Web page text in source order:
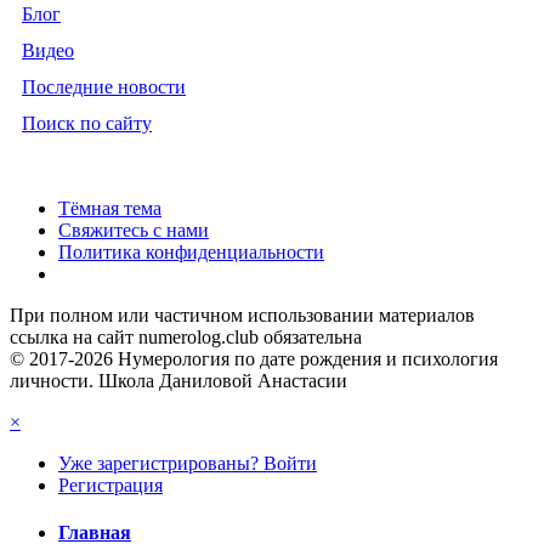
Блог
Видео
Последние новости
Поиск по сайту
Тёмная тема
Свяжитесь с нами
Политика конфиденциальности
При полном или частичном использовании материалов
ссылка на сайт numerolog.club обязательна
© 2017-2026 Нумерология по дате рождения и психология
личности. Школа Даниловой Анастасии
×
Уже зарегистрированы? Войти
Регистрация
Главная